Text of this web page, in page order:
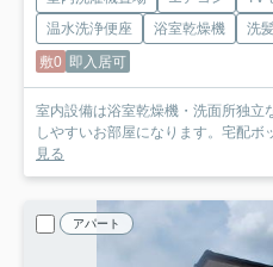
温水洗浄便座
浴室乾燥機
洗
敷0 即入居可
室内設備は浴室乾燥機・洗面所独立
しやすいお部屋になります。宅配ボ
見る
アパート